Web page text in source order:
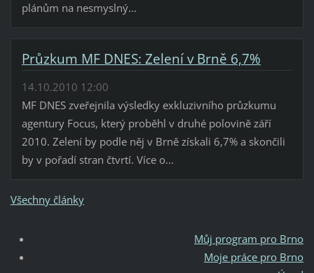
plánům na nesmyslný...
Průzkum MF DNES: Zelení v Brně 6,7%
14.10.2010 12:00
MF DNES zveřejnila výsledky exkluzivního průzkumu
agentury Focus, který proběhl v druhé polovině září
2010. Zelení by podle něj v Brně získali 6,7% a skončili
by v pořadí stran čtvrtí. Více o...
Všechny články
Můj program pro Brno
Moje práce pro Brno